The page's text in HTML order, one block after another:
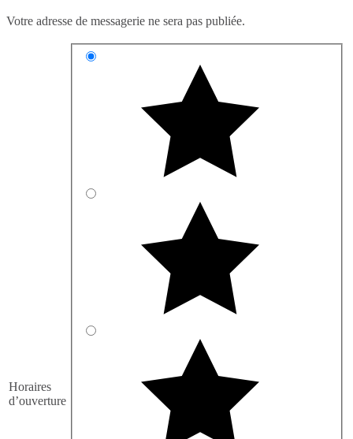
Votre adresse de messagerie ne sera pas publiée.
Horaires
d’ouverture